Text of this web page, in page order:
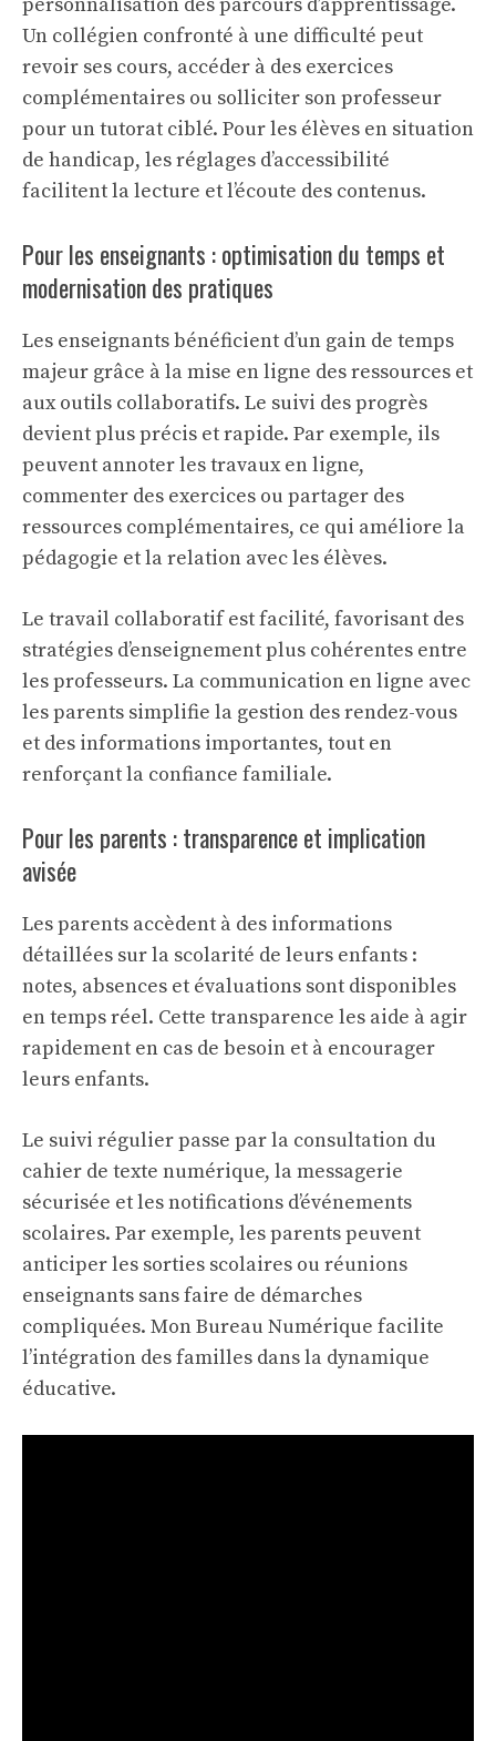
Un collégien confronté à une difficulté peut
revoir ses cours, accéder à des exercices
complémentaires ou solliciter son professeur
pour un tutorat ciblé. Pour les élèves en situation
de handicap, les réglages d’accessibilité
facilitent la lecture et l’écoute des contenus.
Pour les enseignants : optimisation du temps et
modernisation des pratiques
Les enseignants bénéficient d’un gain de temps
majeur grâce à la mise en ligne des ressources et
aux outils collaboratifs. Le suivi des progrès
devient plus précis et rapide. Par exemple, ils
peuvent annoter les travaux en ligne,
commenter des exercices ou partager des
ressources complémentaires, ce qui améliore la
pédagogie et la relation avec les élèves.
Le travail collaboratif est facilité, favorisant des
stratégies d’enseignement plus cohérentes entre
les professeurs. La communication en ligne avec
les parents simplifie la gestion des rendez-vous
et des informations importantes, tout en
renforçant la confiance familiale.
Pour les parents : transparence et implication
avisée
Les parents accèdent à des informations
détaillées sur la scolarité de leurs enfants :
notes, absences et évaluations sont disponibles
en temps réel. Cette transparence les aide à agir
rapidement en cas de besoin et à encourager
leurs enfants.
Le suivi régulier passe par la consultation du
cahier de texte numérique, la messagerie
sécurisée et les notifications d’événements
scolaires. Par exemple, les parents peuvent
anticiper les sorties scolaires ou réunions
enseignants sans faire de démarches
compliquées. Mon Bureau Numérique facilite
l’intégration des familles dans la dynamique
éducative.